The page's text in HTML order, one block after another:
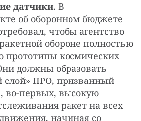
датчики. В
об оборонном бюджете
чтобы агентство
обороне полностью
прототипы космических
должны образовать
слой» ПРО, призванный
во-первых, высокую
ракет на всех
начиная со